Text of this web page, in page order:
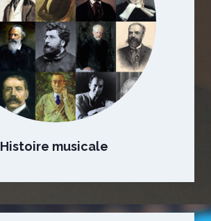
Histoire musicale